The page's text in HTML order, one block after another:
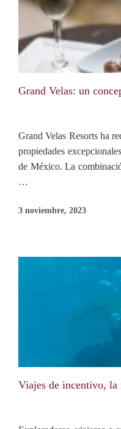
Grand Velas: un
Grand Velas Resorts ha
propiedades
de México. La
…
3 noviembre, 2023
Viajes de incentivo,